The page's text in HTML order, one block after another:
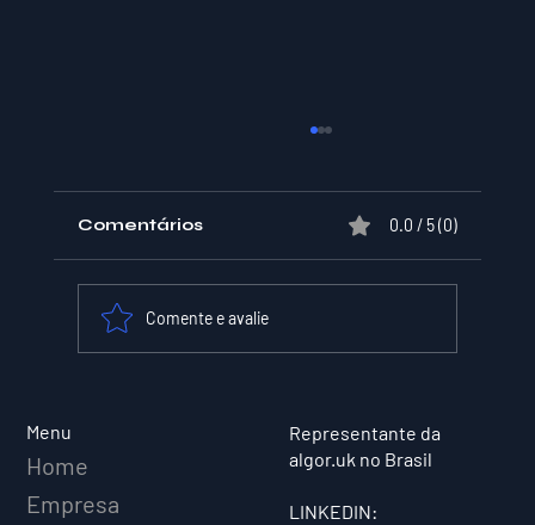
Comentários 0.0 / 5 (0)
Comente e avalie
Menu
Home
Empresa
Representante da
algor.uk no Brasil
LINKEDIN: